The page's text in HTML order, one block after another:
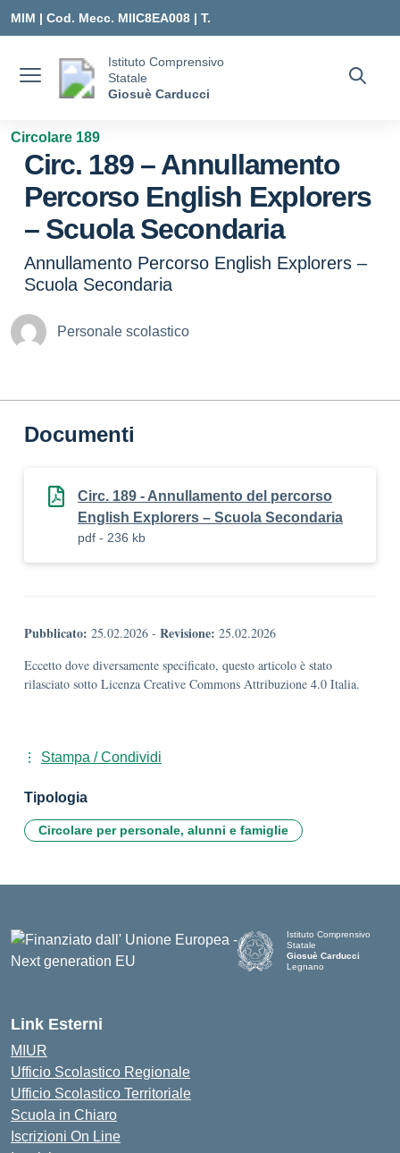
MIM | Cod. Mecc. MIIC8EA008 | T.
MIIC8EA008@ISTRUZIONE.IT
Istituto Comprensivo
Statale
Giosuè Carducci
Circolare 189
Circ. 189 – Annullamento
Percorso English Explorers
– Scuola Secondaria
Annullamento Percorso English Explorers –
Scuola Secondaria
Personale scolastico
Documenti
Circ. 189 - Annullamento del percorso
English Explorers – Scuola Secondaria
pdf - 236 kb
Pubblicato: 25.02.2026 - Revisione: 25.02.2026
Eccetto dove diversamente specificato, questo articolo è stato
rilasciato sotto Licenza Creative Commons Attribuzione 4.0 Italia.
Stampa / Condividi
Tipologia
Circolare per personale, alunni e famiglie
Istituto Comprensivo
Statale
Giosuè Carducci
Legnano
Link Esterni
MIUR
Ufficio Scolastico Regionale
Ufficio Scolastico Territoriale
Scuola in Chiaro
Iscrizioni On Line